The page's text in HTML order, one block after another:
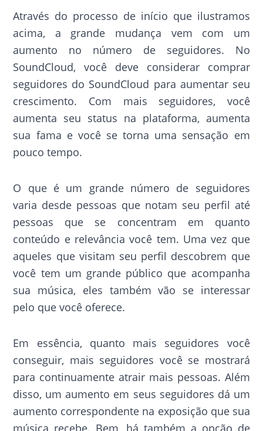
Através do processo de início que ilustramos
acima, a grande mudança vem com um
aumento no número de seguidores. No
SoundCloud, você deve considerar comprar
seguidores do SoundCloud para aumentar seu
crescimento. Com mais seguidores, você
aumenta seu status na plataforma, aumenta
sua fama e você se torna uma sensação em
pouco tempo.
O que é um grande número de seguidores
varia desde pessoas que notam seu perfil até
pessoas que se concentram em quanto
conteúdo e relevância você tem. Uma vez que
aqueles que visitam seu perfil descobrem que
você tem um grande público que acompanha
sua música, eles também vão se interessar
pelo que você oferece.
Em essência, quanto mais seguidores você
conseguir, mais seguidores você se mostrará
para continuamente atrair mais pessoas. Além
disso, um aumento em seus seguidores dá um
aumento correspondente na exposição que sua
música recebe. Bem, há também a opção de